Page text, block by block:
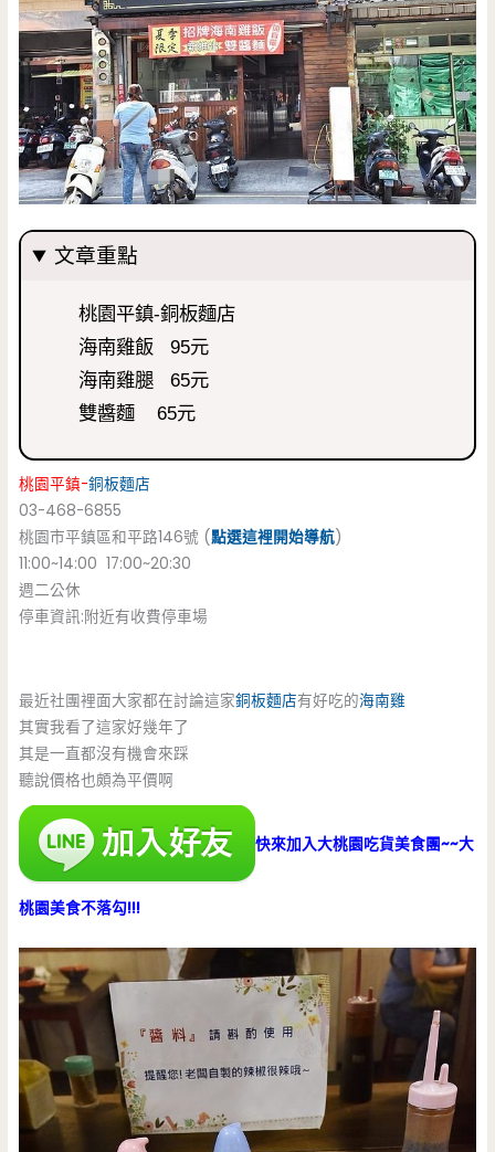
文章重點
桃園平鎮-銅板麵店
海南雞飯 95元
海南雞腿 65元
雙醬麵 65元
桃園平鎮-銅板麵店
03-468-6855
桃園市平鎮區和平路146號 (點選這裡開始導航)
11:00~14:00 17:00~20:30
週二公休
停車資訊:附近有收費停車場
最近社團裡面大家都在討論這家銅板麵店有好吃的海南雞
其實我看了這家好幾年了
其是一直都沒有機會來踩
聽說價格也頗為平價啊
快來加入大桃園吃貨美食團~~大
桃園美食不落勾!!!